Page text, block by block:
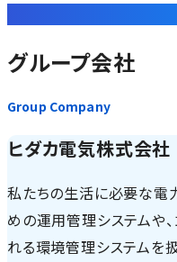
グループ会社
Group Company
ヒダカ電気株式会社
私たちの生活に必要な電
めの運用管理システムや
れる環境管理システムを